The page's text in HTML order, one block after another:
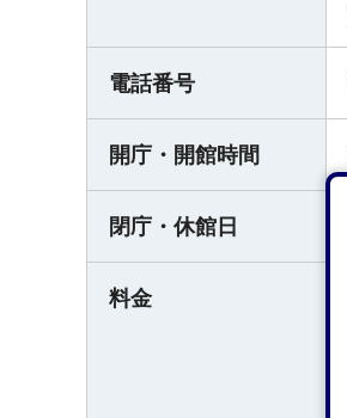
電話番号
開庁・開館時間
閉庁・休館日
料金